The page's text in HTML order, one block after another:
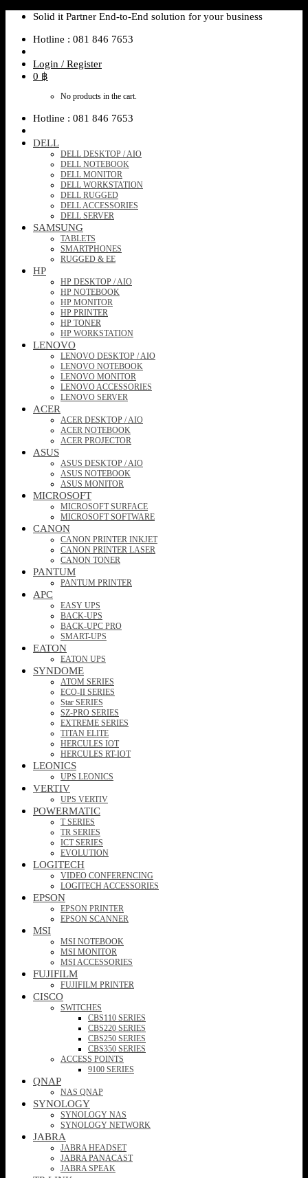
Skip
content
Solid it Partner End-to-End solution for your business
Hotline : 081 846 7653
Login / Register
0 ฿
No products in the cart.
Hotline : 081 846 7653
DELL
DELL DESKTOP / AIO
DELL NOTEBOOK
DELL MONITOR
DELL WORKSTATION
DELL RUGGED
DELL ACCESSORIES
DELL SERVER
SAMSUNG
TABLETS
SMARTPHONES
RUGGED & EE
HP
HP DESKTOP / AIO
HP NOTEBOOK
HP MONITOR
HP PRINTER
HP TONER
HP WORKSTATION
LENOVO
LENOVO DESKTOP / AIO
LENOVO NOTEBOOK
LENOVO MONITOR
LENOVO ACCESSORIES
LENOVO SERVER
ACER
ACER DESKTOP / AIO
ACER NOTEBOOK
ACER PROJECTOR
ASUS
ASUS DESKTOP / AIO
ASUS NOTEBOOK
ASUS MONITOR
MICROSOFT
MICROSOFT SURFACE
MICROSOFT SOFTWARE
CANON
CANON PRINTER INKJET
CANON PRINTER LASER
CANON TONER
PANTUM
PANTUM PRINTER
APC
EASY UPS
BACK-UPS
BACK-UPC PRO
SMART-UPS
EATON
EATON UPS
SYNDOME
ATOM SERIES
ECO-II SERIES
Star SERIES
SZ-PRO SERIES
EXTREME SERIES
TITAN ELITE
HERCULES IOT
HERCULES RT-IOT
LEONICS
UPS LEONICS
VERTIV
UPS VERTIV
POWERMATIC
T SERIES
TR SERIES
ICT SERIES
EVOLUTION
LOGITECH
VIDEO CONFERENCING
LOGITECH ACCESSORIES
EPSON
EPSON PRINTER
EPSON SCANNER
MSI
MSI NOTEBOOK
MSI MONITOR
MSI ACCESSORIES
FUJIFILM
FUJIFILM PRINTER
CISCO
SWITCHES
CBS110 SERIES
CBS220 SERIES
CBS250 SERIES
CBS350 SERIES
ACCESS POINTS
9100 SERIES
QNAP
NAS QNAP
SYNOLOGY
SYNOLOGY NAS
SYNOLOGY NETWORK
JABRA
JABRA HEADSET
JABRA PANACAST
JABRA SPEAK